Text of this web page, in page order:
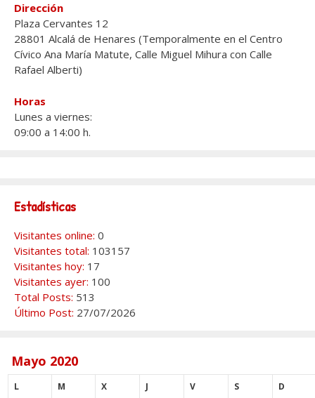
Dirección
Plaza Cervantes 12
28801 Alcalá de Henares (Temporalmente en el Centro
Cívico Ana María Matute, Calle Miguel Mihura con Calle
Rafael Alberti)
Horas
Lunes a viernes:
09:00 a 14:00 h.
Estadísticas
Visitantes online: 0
Visitantes total: 103157
Visitantes hoy: 17
Visitantes ayer: 100
Total Posts: 513
Último Post: 27/07/2026
Mayo 2020
L M X J V S D